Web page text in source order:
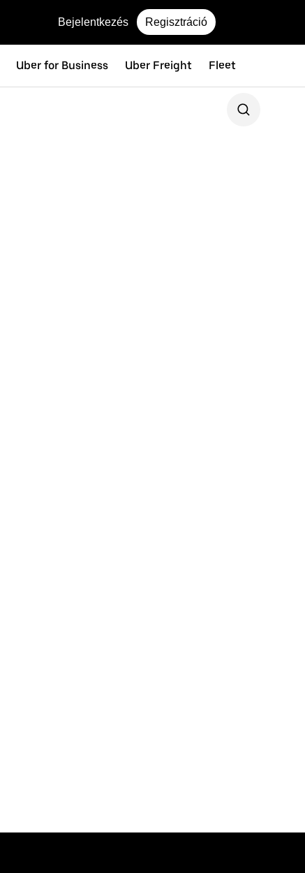
Bejelentkezés Regisztráció
Uber for Business Uber Freight Fleet